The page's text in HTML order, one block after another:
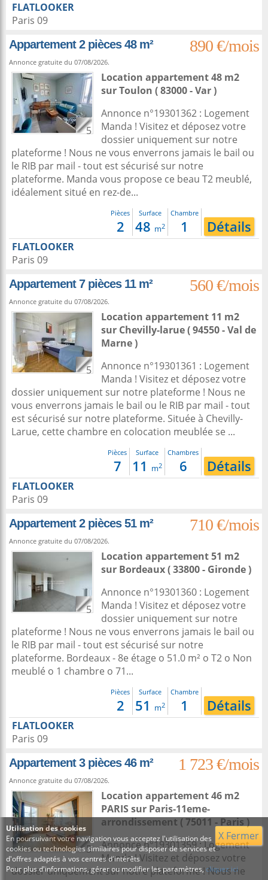
FLATLOOKER
Paris 09
Appartement 2 pièces 48 m²
890 €/mois
Annonce gratuite du 07/08/2026.
5
Location appartement 48 m2
surToulon ( 83000 - Var )
Annonce n°19301362 : Logement
Manda ! Visitez et déposez votre
dossier uniquement sur notre
plateforme ! Nous ne vous enverrons jamais le bail ou
le RIB par mail - tout est sécurisé sur notre
plateforme. Manda vous propose ce beau T2 meublé,
idéalement situé en rez-de...
Pièces
2
Surface
48 m2
Chambre
1 Détails
FLATLOOKER
Paris 09
Appartement 7 pièces 11 m²
560 €/mois
Annonce gratuite du 07/08/2026.
5
Location appartement 11 m2
sur Chevilly-larue( 94550 - Val de
Marne )
Annonce n°19301361 : Logement
Manda ! Visitez et déposez votre
dossier uniquement sur notre plateforme ! Nous ne
vous enverrons jamais le bail ou le RIB par mail - tout
est sécurisé sur notre plateforme. Située à Chevilly-
Larue, cette chambre en colocation meublée se ...
Pièces
7
Surface
11 m2
Chambres
6 Détails
FLATLOOKER
Paris 09
Appartement 2 pièces 51 m²
710 €/mois
Annonce gratuite du 07/08/2026.
5
Location appartement 51 m2
sur Bordeaux( 33800 - Gironde )
Annonce n°19301360 : Logement
Manda ! Visitez et déposez votre
dossier uniquement sur notre
plateforme ! Nous ne vous enverrons jamais le bail ou
le RIB par mail - tout est sécurisé sur notre
plateforme. Bordeaux - 8e étage o 51.0 m² o T2 o Non
meublé o 1 chambre o 71...
Pièces
2
Surface
51 m2
Chambre
1 Détails
FLATLOOKER
Paris 09
Appartement 3 pièces 46 m²
1 723 €/mois
Annonce gratuite du 07/08/2026.
5
Location appartement 46 m2
PARIS sur Paris-11eme-
arrondissement ( 75011 - Paris )
Annonce n°19301359 : Logement
Manda ! Visitez et déposez votre
dossier uniquement sur notre plateforme ! Nous ne
X Fermer
Utilisation des cookies
En poursuivant votre navigation vous acceptez l'utilisation des
cookies ou technologies similaires pour disposer de services et
d'offres adaptés à vos centres d'intérêts
Pour plus d'informations, gérer ou modifier les paramètres,cliquez ici